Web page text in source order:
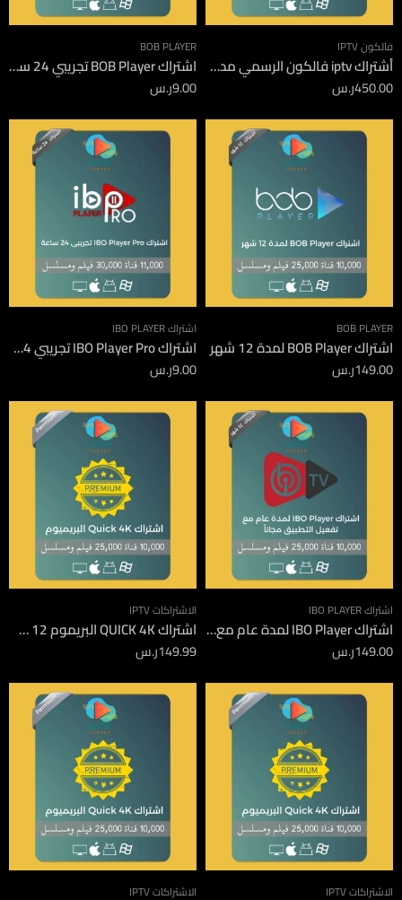
فالكون IPTV
أشتراك iptv فالكون الرسمي مدة 12 شهر جهازين
450.00ر.س
BOB PLAYER
اشتراك BOB Player تجريبي 24 ساعة
9.00ر.س
BOB PLAYER
اشتراك BOB Player لمدة 12 شهر
149.00ر.س
اشتراك IBO PLAYER
اشتراك IBO Player Pro تجريبي 24 ساعة
9.00ر.س
اشتراك IBO PLAYER
اشتراك IBO Player لمدة عام مع تفعيل التطبيق مجاناً
149.00ر.س
الاشتراكات IPTV
اشتراك QUICK 4K البريموم 12 شهر
149.99ر.س
الاشتراكات IPTV الاشتراكات IPTV